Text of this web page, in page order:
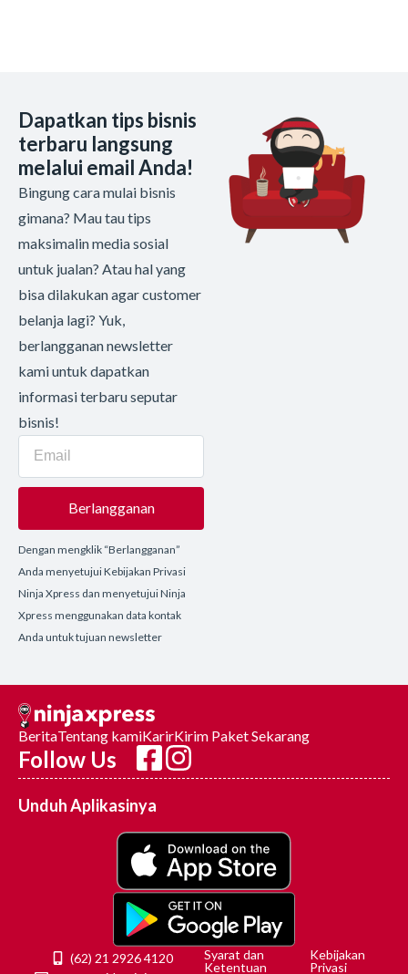
Dapatkan tips bisnis
terbaru langsung
melalui email Anda!
Bingung cara mulai bisnis
gimana? Mau tau tips
maksimalin media sosial
untuk jualan? Atau hal yang
bisa dilakukan agar customer
belanja lagi? Yuk,
berlangganan newsletter
kami untuk dapatkan
informasi terbaru seputar
bisnis!
Berlangganan
Dengan mengklik “Berlangganan”
Anda menyetujui Kebijakan Privasi
Ninja Xpress dan menyetujui Ninja
Xpress menggunakan data kontak
Anda untuk tujuan newsletter
BeritaTentang kamiKarirKirim Paket Sekarang
Follow Us
Unduh Aplikasinya
(62) 21 2926 4120
Syarat dan
Ketentuan
Kebijakan
Privasi